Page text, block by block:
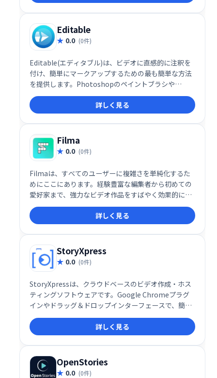
制作できます。ゼロから作成することも、テンプレー
トをカスタマイズすることも可能です。
Editable
0.0 (0件)
Editable(エディタブル)は、ビデオに直感的に注釈を
付け、簡単にマークアップするための最も簡単な方法
を提供します。Photoshopのペイントブラシや
FinalCut Proの画面管理などの高品質のデザイン編集
機能は必要なく、簡単な注釈エクスペリエンスを提供
します。
詳しく見る
Filma
0.0 (0件)
Filmaは、すべてのユーザーに複雑さを単純化するた
めにここにあります。経験豊富な編集者から初めての
愛好家まで、強力なビデオ作品をすばやく効果的に作
成する機能。高度な機能には、マスキング、キーフレ
ーミング、モーショントラッキングなどがあります。
詳しく見る
StoryXpress
0.0 (0件)
StoryXpressは、クラウドベースのビデオ作成・ホス
ティングソフトウェアです。Google Chromeプラグ
インやドラッグ＆ドロップインターフェースで、簡単
にビデオを記録、編集、最適化できます。ホワイトラ
ベル機能も搭載。行動喚起フレーズやフォームを追加
し、リード獲得を促進。高解像度ビデオは埋め込み可
能で、モバイルにも対応。効率的なビデオマーケティ
ングを実現します。
詳しく見る
OpenStories
0.0 (0件)